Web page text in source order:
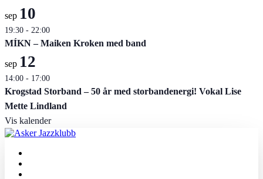
sep 10
19:30 - 22:00
MÍKN – Maiken Kroken med band
sep 12
14:00 - 17:00
Krogstad Storband – 50 år med storbandenergi! Vokal Lise
Mette Lindland
Vis kalender